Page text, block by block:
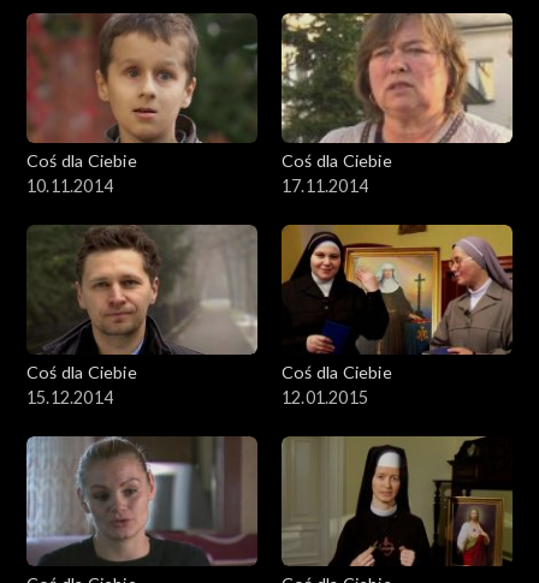
Coś dla Ciebie
10.11.2014
Coś dla Ciebie
17.11.2014
Coś dla Ciebie
15.12.2014
Coś dla Ciebie
12.01.2015